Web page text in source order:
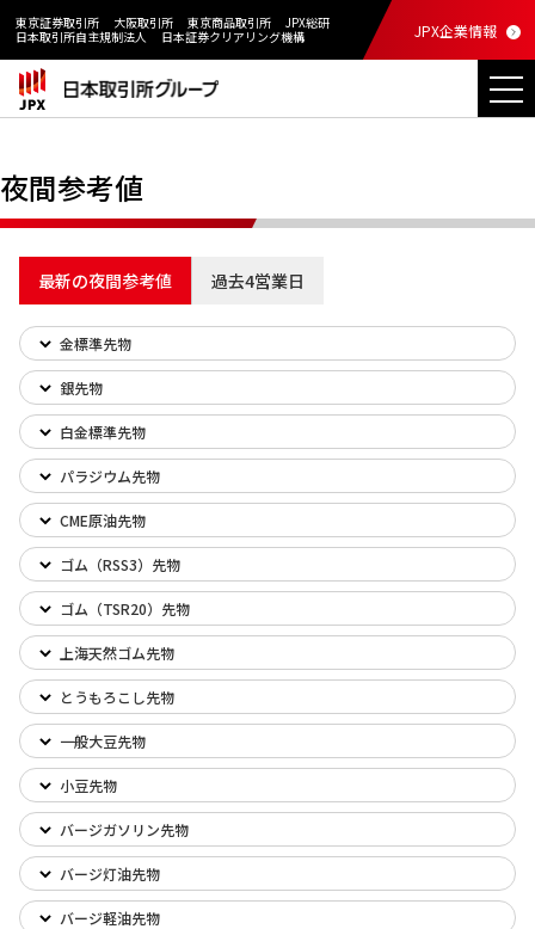
東京証券取引所 大阪取引所 東京商品取引所
JPX総研
日本取引所自主規制法人
日本証券クリアリング機構 JPX企業情報
夜間参考値
最新の夜間参考値 過去4営業日
金標準先物
銀先物
白金標準先物
パラジウム先物
CME原油先物
ゴム（RSS3）先物
ゴム（TSR20）先物
上海天然ゴム先物
とうもろこし先物
一般大豆先物
小豆先物
バージガソリン先物
バージ灯油先物
バージ軽油先物